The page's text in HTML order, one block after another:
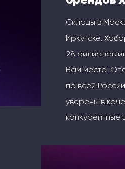
Склады в
Иркутске,
28 филиалов
Вам места.
по всей
уверены в
конкурентные